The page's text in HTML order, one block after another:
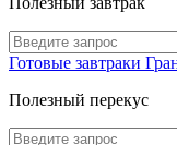
Готовые завтраки
Полезный перекус